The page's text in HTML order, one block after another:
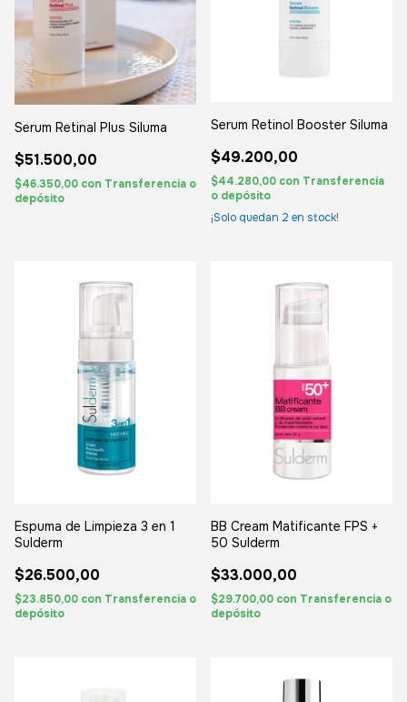
Serum Retinal Plus Siluma
$51.500,00
$46.350,00 con Transferencia o
depósito
Serum Retinol Booster Siluma
$49.200,00
$44.280,00 con Transferencia
o depósito
¡Solo quedan 2 en stock!
Espuma de Limpieza 3 en 1
Sulderm
$26.500,00
$23.850,00 con Transferencia o
depósito
BB Cream Matificante FPS +
50 Sulderm
$33.000,00
$29.700,00 con Transferencia o
depósito